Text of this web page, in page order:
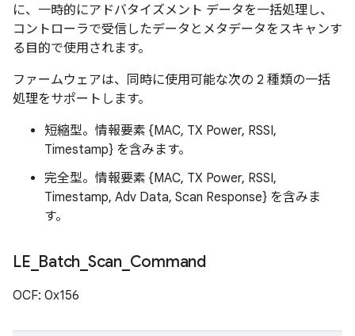
に、一時的にアドバタイズメント データを一括処理し、
コントローラで受信したデータとメタデータをスキャンす
る目的で使用されます。
ファームウェアは、同時に使用可能な次の 2 種類の一括
処理をサポートします。
短縮型。情報要素 {MAC, TX Power, RSSI,
Timestamp} を含みます。
完全型。情報要素 {MAC, TX Power, RSSI,
Timestamp, Adv Data, Scan Response} を含みま
す。
LE Batch Scan_ Command
OCF: 0x156